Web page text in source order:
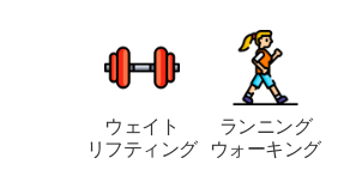
ウェイト
リフティング
ランニング
ウォーキング